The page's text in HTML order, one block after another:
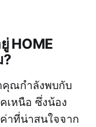
HOME
?
คุณกำลังพบกับ
หนือ ซึ่งน้อง
าที่น่าสนใจจาก